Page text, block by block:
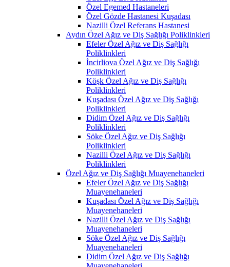
Özel Egemed Hastaneleri
Özel Gözde Hastanesi Kuşadası
Nazilli Özel Referans Hastanesi
Aydın Özel Ağız ve Diş Sağlığı Poliklinkleri
Efeler Özel Ağız ve Diş Sağlığı
Poliklinkleri
İncirliova Özel Ağız ve Diş Sağlığı
Poliklinkleri
Köşk Özel Ağız ve Diş Sağlığı
Poliklinkleri
Kuşadası Özel Ağız ve Diş Sağlığı
Poliklinkleri
Didim Özel Ağız ve Diş Sağlığı
Poliklinkleri
Söke Özel Ağız ve Diş Sağlığı
Poliklinkleri
Nazilli Özel Ağız ve Diş Sağlığı
Poliklinkleri
Özel Ağız ve Diş Sağlığı Muayenehaneleri
Efeler Özel Ağız ve Diş Sağlığı
Muayenehaneleri
Kuşadası Özel Ağız ve Diş Sağlığı
Muayenehaneleri
Nazilli Özel Ağız ve Diş Sağlığı
Muayenehaneleri
Söke Özel Ağız ve Diş Sağlığı
Muayenehaneleri
Didim Özel Ağız ve Diş Sağlığı